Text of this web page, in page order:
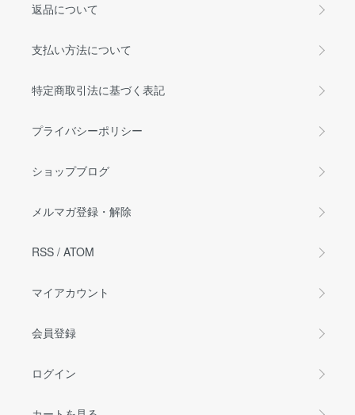
返品について
支払い方法について
特定商取引法に基づく表記
プライバシーポリシー
ショップブログ
メルマガ登録・解除
RSS / ATOM
マイアカウント
会員登録
ログイン